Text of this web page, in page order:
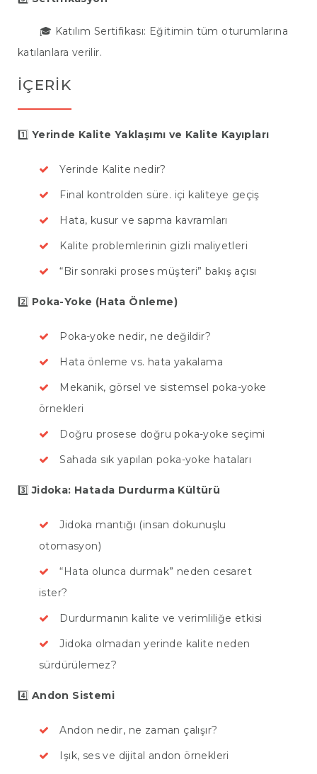
🎓 Katılım Sertifikası: Eğitimin tüm oturumlarına
katılanlara verilir.
İÇERIK
1️⃣ Yerinde Kalite Yaklaşımı ve Kalite Kayıpları
Yerinde Kalite nedir?
Final kontrolden süre. içi kaliteye geçiş
Hata, kusur ve sapma kavramları
Kalite problemlerinin gizli maliyetleri
“Bir sonraki proses müşteri” bakış açısı
2️⃣ Poka-Yoke (Hata Önleme)
Poka-yoke nedir, ne değildir?
Hata önleme vs. hata yakalama
Mekanik, görsel ve sistemsel poka-yoke
örnekleri
Doğru prosese doğru poka-yoke seçimi
Sahada sık yapılan poka-yoke hataları
3️⃣Jidoka: Hatada Durdurma Kültürü
Jidoka mantığı (insan dokunuşlu
otomasyon)
“Hata olunca durmak” neden cesaret
ister?
Durdurmanın kalite ve verimliliğe etkisi
Jidoka olmadan yerinde kalite neden
sürdürülemez?
4️⃣ Andon Sistemi
Andon nedir, ne zaman çalışır?
Işık, ses ve dijital andon örnekleri